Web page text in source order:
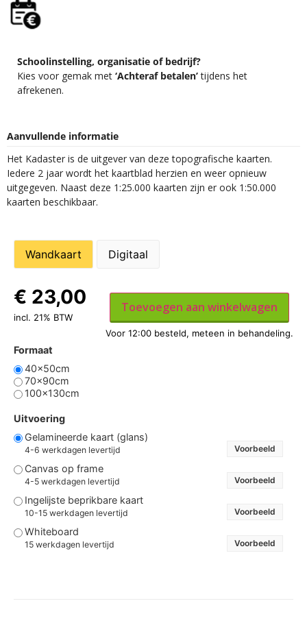
Schoolinstelling, organisatie of bedrijf?
Kies voor gemak met ‘Achteraf betalen’tijdens het
afrekenen.
Aanvullende informatie
Het Kadaster is de uitgever van deze topografische kaarten.
Iedere 2 jaar wordt het kaartblad herzien en weer opnieuw
uitgegeven. Naast deze 1:25.000 kaarten zijn er ook 1:50.000
kaarten beschikbaar.
Wandkaart Digitaal
Formaat
40x50cm
70x90cm
100x130cm
Uitvoering
Gelamineerde kaart (glans)
4-6 werkdagen levertijd Voorbeeld
Canvas op frame
4-5 werkdagen levertijd Voorbeeld
Ingelijste beprikbare kaart
10-15 werkdagen levertijd Voorbeeld
Whiteboard
15 werkdagen levertijd Voorbeeld
€ 23,00
incl. 21% BTW
Toevoegen aan winkelwagen